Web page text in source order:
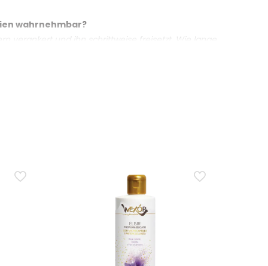
wahrnehmbar?
verankert und ihn schrittweise freisetzt. Wie lange
ab. Das Produkt ist auf lang anhaltende
wird in das Weichspülerfach der
Überdosierung zu erhalten?
für eine stärkere Duftintensität können 4
Sie die Dosierung nach Ihrem Geschmack an.